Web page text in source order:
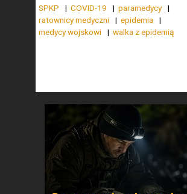
SPKP
COVID-19
paramedycy
ratownicy medyczni
epidemia
medycy wojskowi
walka z epidemią